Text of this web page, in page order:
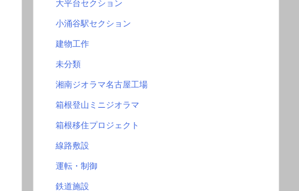
大平台セクション
小涌谷駅セクション
建物工作
未分類
湘南ジオラマ名古屋工場
箱根登山ミニジオラマ
箱根移住プロジェクト
線路敷設
運転・制御
鉄道施設